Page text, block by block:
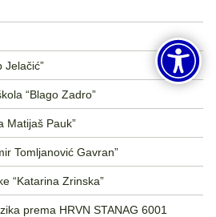
Jelačić”
“Blago Zadro”
Matijaš Pauk”
Tomljanović Gavran”
“Katarina Zrinska”
prema HRVN STANAG 6001